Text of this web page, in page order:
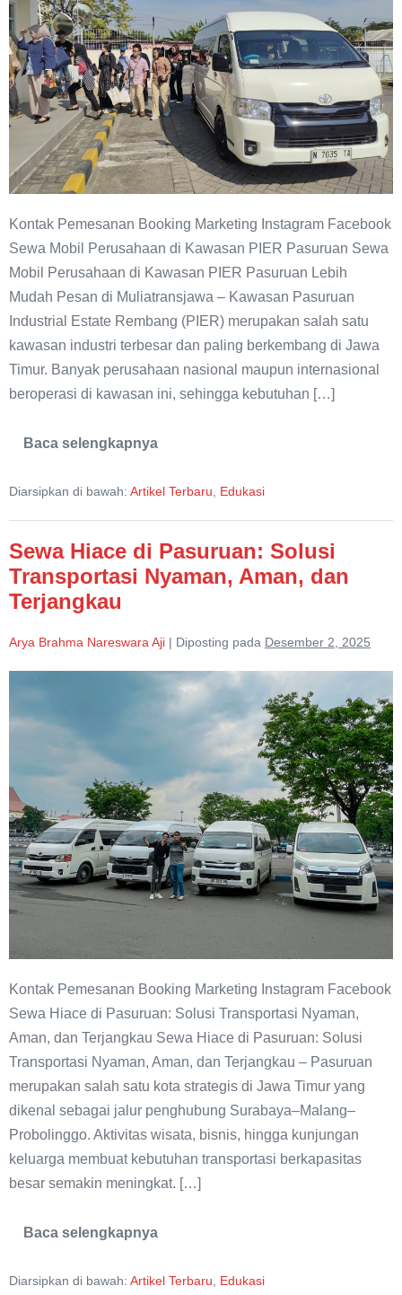
Kawasan
PIER
Pasuruan
Kontak Pemesanan Booking Marketing Instagram Facebook
Sewa Mobil Perusahaan di Kawasan PIER Pasuruan Sewa
Mobil Perusahaan di Kawasan PIER Pasuruan Lebih
Mudah Pesan di Muliatransjawa – Kawasan Pasuruan
Industrial Estate Rembang (PIER) merupakan salah satu
kawasan industri terbesar dan paling berkembang di Jawa
Timur. Banyak perusahaan nasional maupun internasional
beroperasi di kawasan ini, sehingga kebutuhan […]
Baca selengkapnya
Sewa
di
PIER
Diarsipkan di bawah: Artikel Terbaru, Edukasi
Sewa Hiace di Pasuruan: Solusi
Transportasi Nyaman, Aman, dan
Terjangkau
Arya Brahma Nareswara Aji | Diposting pada Desember 2, 2025
di
Solusi
Transportasi
Nyaman,
Aman,
dan
Terjangkau
Kontak Pemesanan Booking Marketing Instagram Facebook
Sewa Hiace di Pasuruan: Solusi Transportasi Nyaman,
Aman, dan Terjangkau Sewa Hiace di Pasuruan: Solusi
Transportasi Nyaman, Aman, dan Terjangkau – Pasuruan
merupakan salah satu kota strategis di Jawa Timur yang
dikenal sebagai jalur penghubung Surabaya–Malang–
Probolinggo. Aktivitas wisata, bisnis, hingga kunjungan
keluarga membuat kebutuhan transportasi berkapasitas
besar semakin meningkat. […]
Baca selengkapnya
Sewa
Pasuruan:
Diarsipkan di bawah: Artikel Terbaru Edukasi